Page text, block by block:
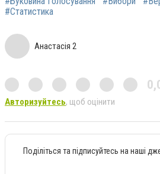
#Статистика
Анастасія 2
Авторизуйтесь, щоб оцінити
Поділіться та підписуйтесь на наші